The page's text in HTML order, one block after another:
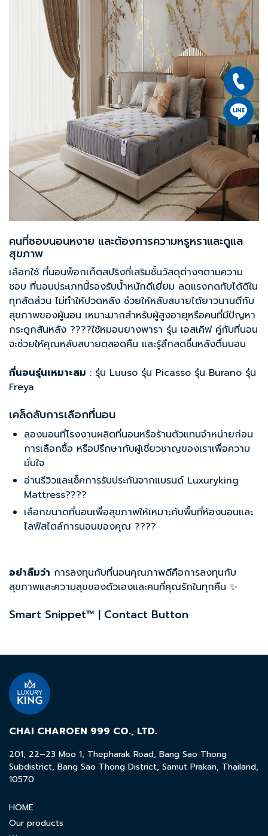
คนที่ชอบนอนหงาย และต้องการความหรูหราและดูแล
สุขภาพ
เลือกใช้ ที่นอนพ็อกเก็ตสปริงที่เสริมชั้นวัสดุต่างๆตามความ
ชอบ ที่นอนประเภทนี้รองรับน้ำหนักดีเยี่ยม ลดแรงกดทับได้ดีใน
ทุกสัดส่วน ไม่ทำให้ปวดหลัง ช่วยให้หลับสบายได้ยาวนานดีกับ
สุขภาพของผู้นอน เหมาะมากสำหรับผู้สูงอายุหรือคนที่มีปัญหา
กระดูกสันหลัง ????ใช้หมอนยางพารา รุ่น เอสเคิฟ คู่กับที่นอน
จะช่วยให้คุณหลับสบายตลอดคืน และรู้สึกสดชื่นหลังตื่นนอน
ที่นอนรุ่นเหมาะสม : รุ่น Luuso รุ่น Picasso รุ่น Burano รุ่น
Freya
เคล็ดลับการเลือกที่นอน
ลองนอนที่โรงงานผลิตที่นอนหรือร้านตัวแทนจำหน่ายก่อน
การเลือกซื้อ หรือปรึกษากับผู้เชี่ยวชาญของเราเพื่อความ
มั่นใจ
อ่านรีวิวและเช็คการรับประกันจากแบรนด์ Luxuryking
Mattress????
เลือกขนาดที่นอนเพื่อสุขภาพให้เหมาะกับพื้นที่ห้องนอนและ
ไลฟ์สไตล์การนอนของคุณ ????
อย่าลืมว่า การลงทุนกับที่นอนคุณภาพดีคือการลงทุนกับ
สุขภาพและความสุขของตัวเองและคนที่คุณรักในทุกคืน ✨
Smart Snippet™ | Contact Button
CHAI CHAROEN 999 CO., LTD.
201, 22–23 Moo 1, Thepharak Road, Bang Sao Thong
Subdistrict, Bang Sao Thong District, Samut Prakan, Thailand,
10570
HOME
Our products